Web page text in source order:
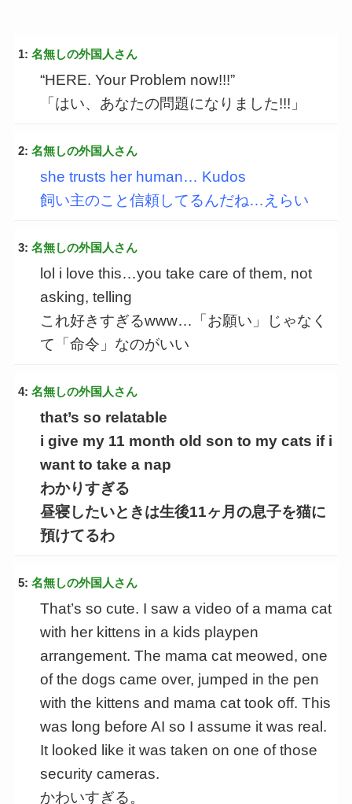
1: 名無しの外国人さん
“HERE. Your Problem now!!!”
「はい、あなたの問題になりました!!!」
2: 名無しの外国人さん
she trusts her human… Kudos
飼い主のこと信頼してるんだね…えらい
3: 名無しの外国人さん
lol i love this…you take care of them, not
asking, telling
これ好きすぎるwww…「お願い」じゃなく
て「命令」なのがいい
4: 名無しの外国人さん
that’s so relatable
i give my 11 month old son to my cats if i
want to take a nap
わかりすぎる
昼寝したいときは生後11ヶ月の息子を猫に
預けてるわ
5: 名無しの外国人さん
That’s so cute. I saw a video of a mama cat
with her kittens in a kids playpen
arrangement. The mama cat meowed, one
of the dogs came over, jumped in the pen
with the kittens and mama cat took off. This
was long before AI so I assume it was real.
It looked like it was taken on one of those
security cameras.
かわいすぎる。